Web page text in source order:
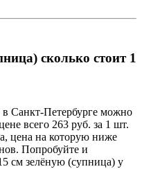
сколько стоит 1
Санкт-Петербурге можно
всего 263 руб. за 1 шт.
цена на которую ниже
Попробуйте и
см зелёную (супница) у